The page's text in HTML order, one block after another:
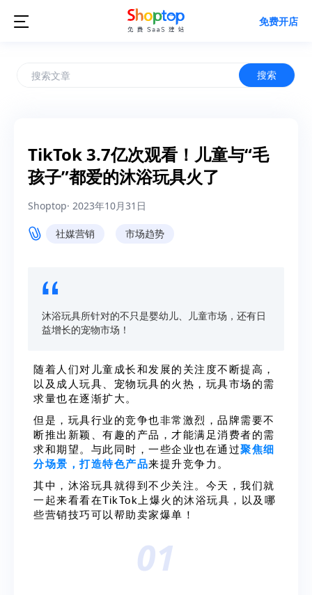
 免费开店
搜索
TikTok 3.7亿次观看！儿童与“毛
孩子”都爱的沐浴玩具火了
Shoptop· 2023年10月31日
社媒营销 市场趋势
沐浴玩具所针对的不只是婴幼儿、儿童市场，还有日
益增长的宠物市场！
随着人们对儿童成长和发展的关注度不断提高，
以及成人玩具、宠物玩具的火热，玩具市场的需
求量也在逐渐扩大。
但是，玩具行业的竞争也非常激烈，品牌需要不
断推出新颖、有趣的产品，才能满足消费者的需
求和期望。与此同时，一些企业也在通过聚焦细
分场景，打造特色产品来提升竞争力。
其中，沐浴玩具就得到不少关注。今天，我们就
一起来看看在TikTok上爆火的沐浴玩具，以及哪
些营销技巧可以帮助卖家爆单！
01